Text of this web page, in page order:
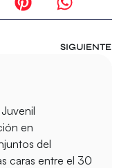
ciertas características y
Aviso Legal
SIGUIENTE
en
del
caras entre el 30